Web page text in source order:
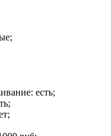
есть;